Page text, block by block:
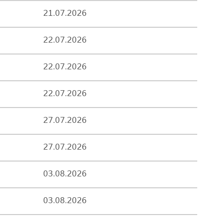
21.07.2026
22.07.2026
22.07.2026
22.07.2026
27.07.2026
27.07.2026
03.08.2026
03.08.2026